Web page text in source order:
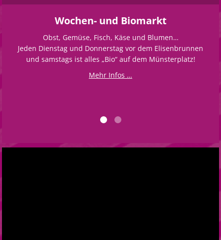
und Biomarkt
Fisch, Käse und Blumen…
vor dem Elisenbrunnen
„Bio“ auf dem Münsterplatz!
Mehr Infos …
An allen Wochentagen
Ticket“ für 5 Euro für